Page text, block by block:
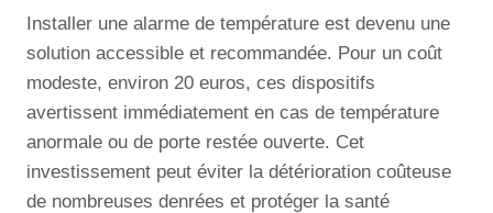
Installer une alarme de température est devenu une
solution accessible et recommandée. Pour un coût
modeste, environ 20 euros, ces dispositifs
avertissent immédiatement en cas de température
anormale ou de porte restée ouverte. Cet
investissement peut éviter la détérioration coûteuse
de nombreuses denrées et protéger la santé